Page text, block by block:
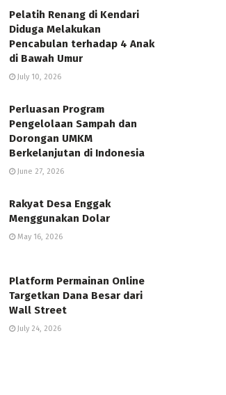
Pelatih Renang di Kendari
Diduga Melakukan
Pencabulan terhadap 4 Anak
di Bawah Umur
July 10, 2026
Perluasan Program
Pengelolaan Sampah dan
Dorongan UMKM
Berkelanjutan di Indonesia
June 27, 2026
Rakyat Desa Enggak
Menggunakan Dolar
May 16, 2026
Platform Permainan Online
Targetkan Dana Besar dari
Wall Street
July 24, 2026